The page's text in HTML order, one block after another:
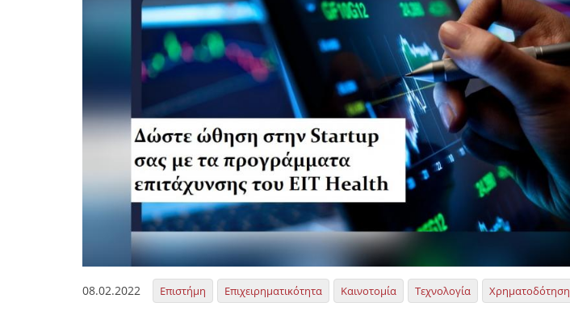
08.02.2022 Επιστήμη Επιχειρηματικότητα Καινοτομία Τεχνολογία Χρηματοδότηση